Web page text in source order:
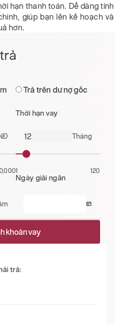
hạn thanh toán. Dễ dàng tính
giúp bạn lên kế hoạch và
hơn.
Trả trên dư nợ gốc
Thời hạn vay
Tháng
1 120
Ngày giải ngân
Tính khoản vay
trả: